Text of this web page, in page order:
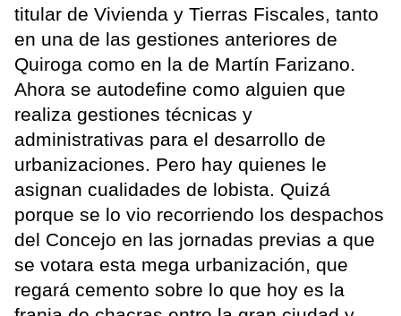
titular de Vivienda y Tierras Fiscales, tanto
en una de las gestiones anteriores de
Quiroga como en la de Martín Farizano.
Ahora se autodefine como alguien que
realiza gestiones técnicas y
administrativas para el desarrollo de
urbanizaciones. Pero hay quienes le
asignan cualidades de lobista. Quizá
porque se lo vio recorriendo los despachos
del Concejo en las jornadas previas a que
se votara esta mega urbanización, que
regará cemento sobre lo que hoy es la